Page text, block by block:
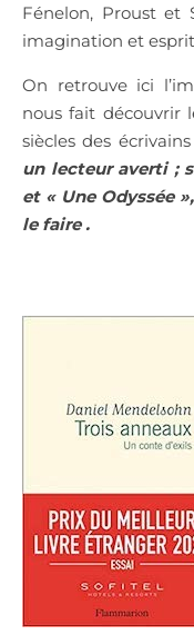
Fénelon, Proust et
imagination et
On retrouve ici
nous fait découvrir
siècles des
un lecteur averti ;
et « Une Odyssée
le faire .